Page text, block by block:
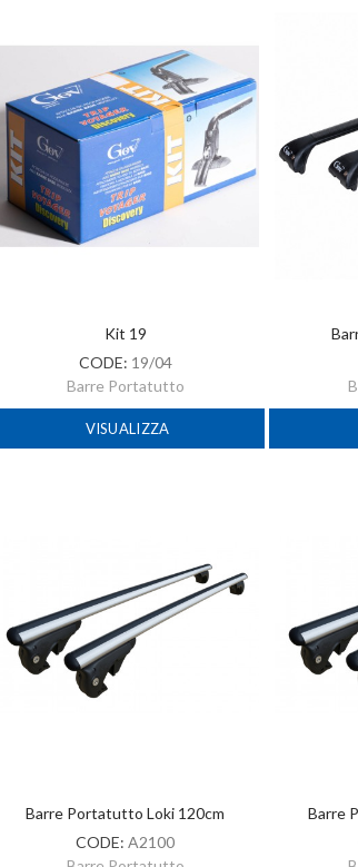
Kit 19
CODE: 19/04
Barre Portatutto
VISUALIZZA
Barre Portatutto Loki 120cm
CODE:A2100
Barre